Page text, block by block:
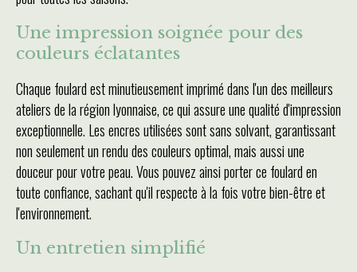
Une impression soignée pour des
couleurs éclatantes
Chaque foulard est minutieusement imprimé dans l'un des meilleurs
ateliers de la région lyonnaise, ce qui assure une qualité d'impression
exceptionnelle. Les encres utilisées sont sans solvant, garantissant
non seulement un rendu des couleurs optimal, mais aussi une
douceur pour votre peau. Vous pouvez ainsi porter ce foulard en
toute confiance, sachant qu'il respecte à la fois votre bien-être et
l'environnement.
Un entretien simplifié